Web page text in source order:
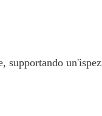
supportando